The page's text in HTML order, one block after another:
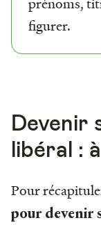
figurer.
Devenir
libéral :
Pour
pour devenir